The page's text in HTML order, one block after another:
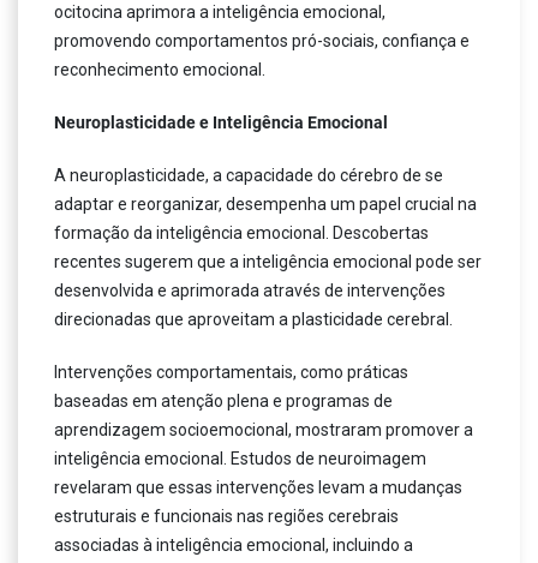
ocitocina aprimora a inteligência emocional,
promovendo comportamentos pró-sociais, confiança e
reconhecimento emocional.
Neuroplasticidade e Inteligência Emocional
A neuroplasticidade, a capacidade do cérebro de se
adaptar e reorganizar, desempenha um papel crucial na
formação da inteligência emocional. Descobertas
recentes sugerem que a inteligência emocional pode ser
desenvolvida e aprimorada através de intervenções
direcionadas que aproveitam a plasticidade cerebral.
Intervenções comportamentais, como práticas
baseadas em atenção plena e programas de
aprendizagem socioemocional, mostraram promover a
inteligência emocional. Estudos de neuroimagem
revelaram que essas intervenções levam a mudanças
estruturais e funcionais nas regiões cerebrais
associadas à inteligência emocional, incluindo a